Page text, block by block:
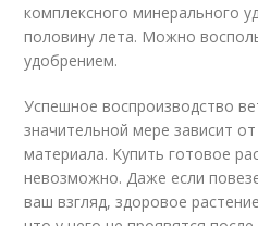
комплексного минерального
половину лета. Можно
удобрением.
Успешное воспроизводство
значительной мере зависит
материала. Купить готовое
невозможно. Даже если
ваш взгляд, здоровое